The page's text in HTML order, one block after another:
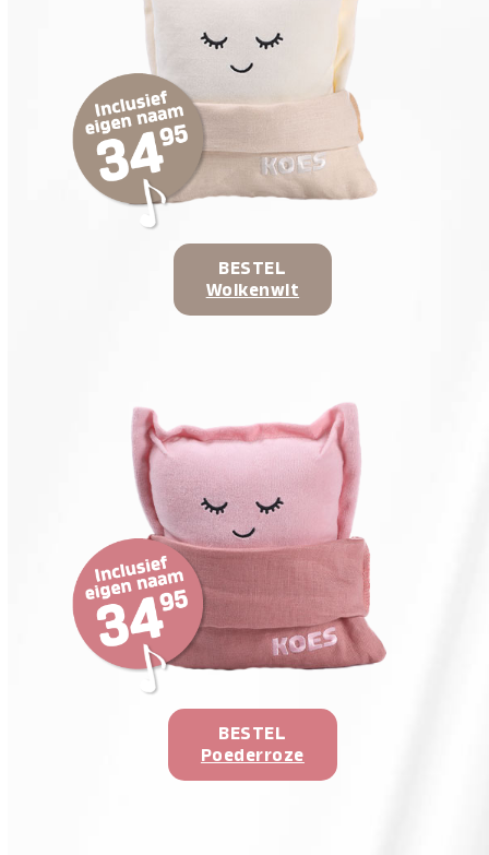
BESTEL
Wolkenwit
BESTEL
Poederroze